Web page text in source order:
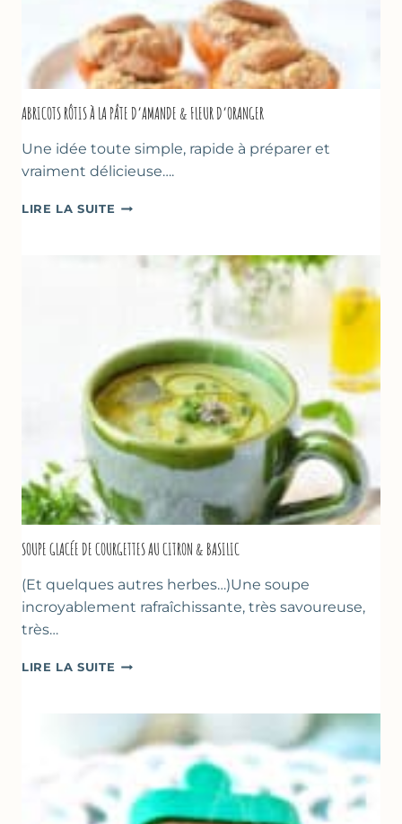
ABRICOTS RÔTIS À LA PÂTE D’AMANDE & FLEUR D’ORANGER
Une idée toute simple, rapide à préparer et
vraiment délicieuse….
LIRE LA SUITE ABRICOTS
D’ORANGER
SOUPE GLACÉE DE COURGETTES AU CITRON & BASILIC
(Et quelques autres herbes…)Une soupe
incroyablement rafraîchissante, très savoureuse,
très…
LIRE LA SUITE SOUPE
COURGETTES
AU
CITRON
BASILIC